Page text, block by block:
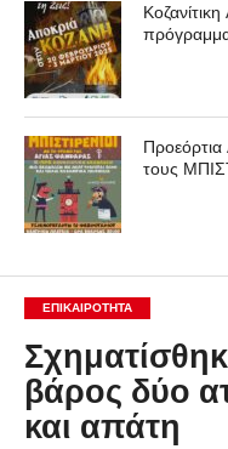
τους
ΕΠΙΚΑΙΡΟΤΗΤΑ
βάρος δύο
και απάτη